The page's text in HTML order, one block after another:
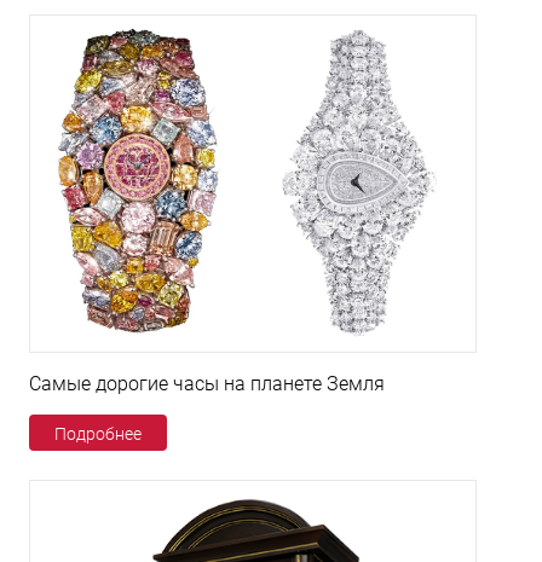
Самые дорогие часы на планете Земля
Подробнее